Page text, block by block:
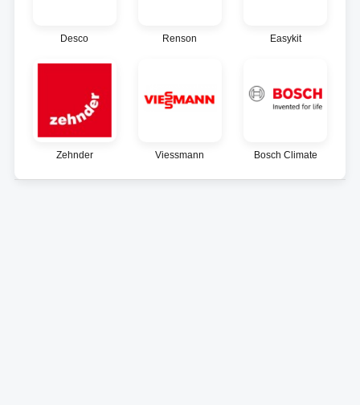
Desco Renson Easykit
Zehnder Viessmann Bosch Climate